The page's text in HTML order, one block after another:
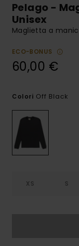
Pelago -
Unisex
Maglietta a
ECO-BONUS
60,00 €
Colori Off Black
XS S